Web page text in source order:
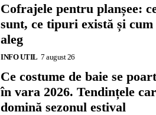
Cofrajele pentru planșee:
sunt, ce tipuri există și cum
aleg
INFO UTIL 7 august 26
Ce costume de baie se
în vara 2026. Tendințele
domină sezonul estival